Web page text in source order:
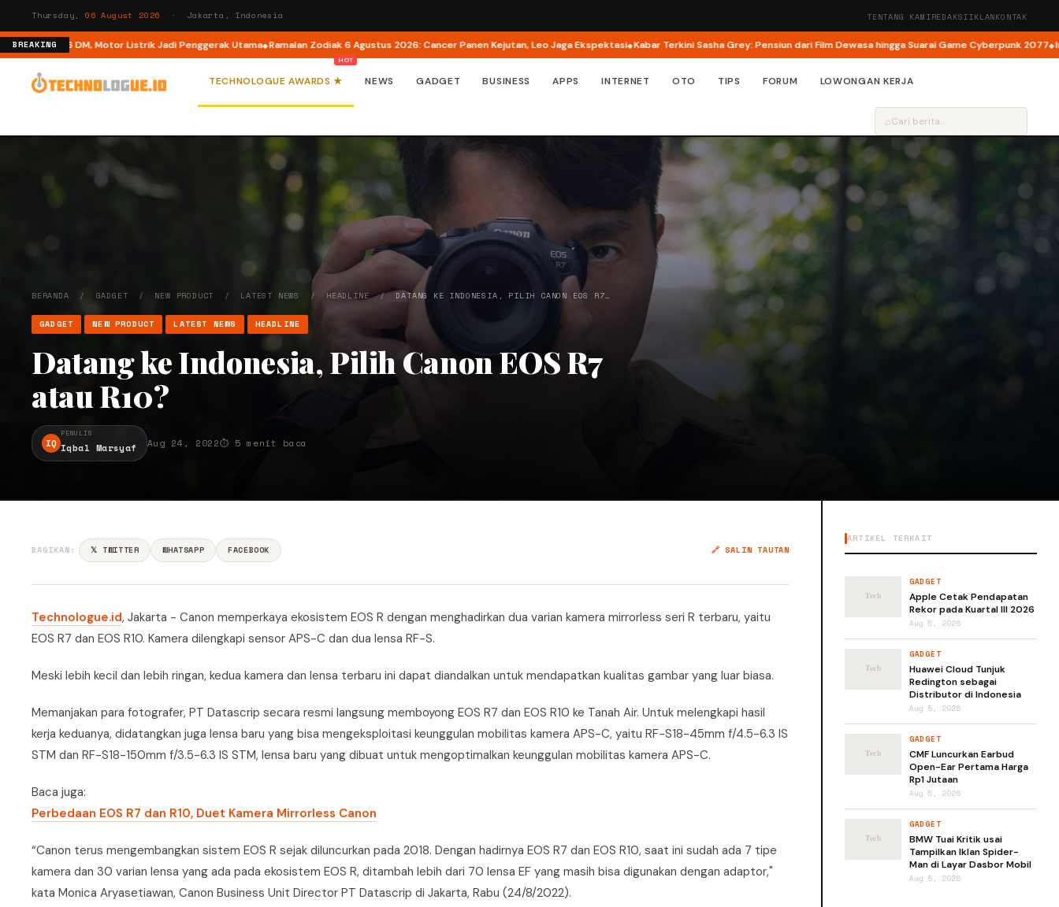
Thursday, 06 August 2026 · Jakarta, Indonesia TENTANG KAMIREDAKSIIKLANKONTAK
BREAKING
DM, Motor Listrik Jadi Penggerak Utama Ramalan Zodiak 6 Agustus 2026: Cancer Panen Kejutan, Leo Jaga Ekspektasi Kabar Terkini Sasha Grey: Pensiun dari Film Dewasa hingga Suarai Game Cyberpunk 2077 Ini Tanggal
TECHNOLOGUE AWARDS ★ NEWS GADGET BUSINESS APPS INTERNET OTO TIPS FORUM LOWONGAN KERJA
⌕
BERANDA / GADGET / NEW PRODUCT / LATEST NEWS / HEADLINE/DATANG KE INDONESIA, PILIH CANON EOS R7…
GADGET NEW PRODUCT LATEST NEWS HEADLINE
Datang ke Indonesia, Pilih Canon EOS R7
atau R10?
IQ
PENULIS
Iqbal Marsyaf Aug 24, 2022⏱ 5 menit baca
BAGIKAN: 𝕏 TWITTER WHATSAPP FACEBOOK 🔗 SALIN TAUTAN
Technologue.id, Jakarta - Canon memperkaya ekosistem EOS R dengan menghadirkan dua varian kamera mirrorless seri R terbaru, yaitu
EOS R7 dan EOS R10. Kamera dilengkapi sensor APS-C dan dua lensa RF-S.
Meski lebih kecil dan lebih ringan, kedua kamera dan lensa terbaru ini dapat diandalkan untuk mendapatkan kualitas gambar yang luar biasa.
Memanjakan para fotografer, PT Datascrip secara resmi langsung memboyong EOS R7 dan EOS R10 ke Tanah Air. Untuk melengkapi hasil
kerja keduanya, didatangkan juga lensa baru yang bisa mengeksploitasi keunggulan mobilitas kamera APS-C, yaitu RF-S18-45mm f/4.5-6.3 IS
STM dan RF-S18-150mm f/3.5-6.3 IS STM, lensa baru yang dibuat untuk mengoptimalkan keunggulan mobilitas kamera APS-C.
Baca juga:
Perbedaan EOS R7 dan R10, Duet Kamera Mirrorless Canon
“Canon terus mengembangkan sistem EOS R sejak diluncurkan pada 2018. Dengan hadirnya EOS R7 dan EOS R10, saat ini sudah ada 7 tipe
kamera dan 30 varian lensa yang ada pada ekosistem EOS R, ditambah lebih dari 70 lensa EF yang masih bisa digunakan dengan adaptor,"
kata Monica Aryasetiawan, Canon Business Unit Director PT Datascrip di Jakarta, Rabu (24/8/2022).
ARTIKEL TERKAIT
GADGET
Apple Cetak Pendapatan
Rekor pada Kuartal III 2026
Aug 5, 2026
GADGET
Huawei Cloud Tunjuk
Redington sebagai
Distributor di Indonesia
Aug 5, 2026
GADGET
CMF Luncurkan Earbud
Open-Ear Pertama Harga
Rp1 Jutaan
Aug 5, 2026
GADGET
BMW Tuai Kritik usai
Tampilkan Iklan Spider-
Man di Layar Dasbor Mobil
Aug 5, 2026